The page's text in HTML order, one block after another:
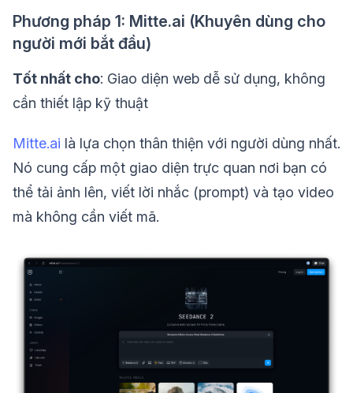
Phương pháp 1: Mitte.ai (Khuyên dùng cho
người mới bắt đầu)
Tốt nhất cho: Giao diện web dễ sử dụng, không
cần thiết lập kỹ thuật
Mitte.ai là lựa chọn thân thiện với người dùng nhất.
Nó cung cấp một giao diện trực quan nơi bạn có
thể tải ảnh lên, viết lời nhắc (prompt) và tạo video
mà không cần viết mã.